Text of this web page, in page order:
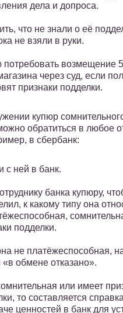
дела и допроса.
что не знали о её
не взяли в руки.
возмещение
через суд, если
признаки подделки.
купюр
обратиться в любое
в сбербанк:
с ней в банк.
банка купюру,
к какому типу она
подделки.
не платёжеспособная,
обмене отказано».
или имеет
то составляется
ценностей в банк для